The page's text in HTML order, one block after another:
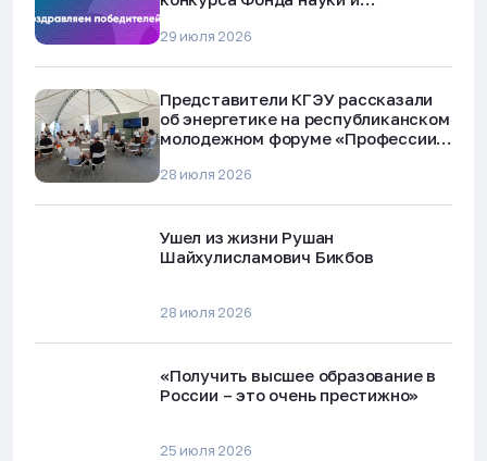
29 июля 2026
Представители КГЭУ рассказали
об энергетике на республиканском
молодежном форуме «Профессии
28 июля 2026
Ушел из жизни Рушан
Шайхулисламович Бикбов
28 июля 2026
«Получить высшее образование в
России – это очень престижно»
25 июля 2026